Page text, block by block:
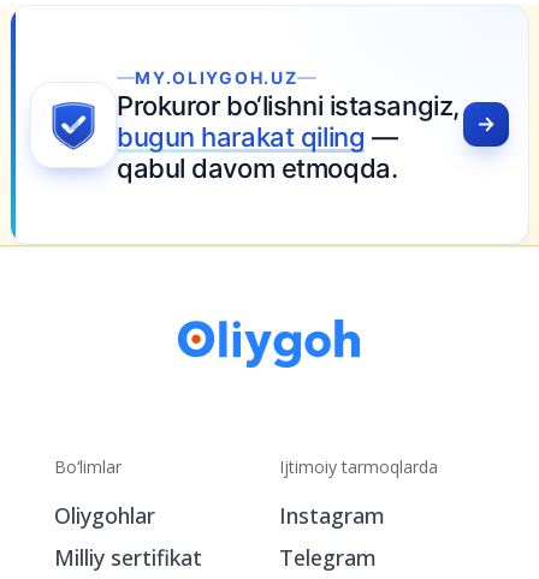
bo‘lishni istasangiz,
qiling—
etmoqda.
Bo‘limlar Ijtimoiy tarmoqlarda